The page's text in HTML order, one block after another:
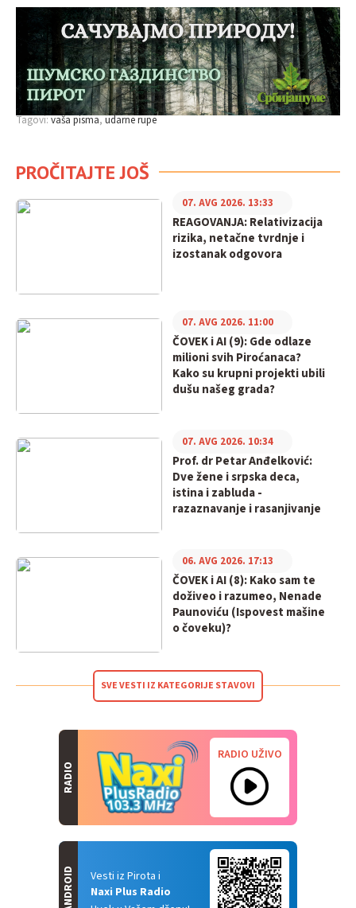
Tagovi:vaša pisma udarne rupe
PROČITAJTE JOŠ
REAGOVANJA: Relativizacija
rizika, netačne tvrdnje i
izostanak odgovora
07. AVG 2026. 13:33
ČOVEK i AI (9): Gde odlaze
milioni svih Piroćanaca?
Kako su krupni projekti ubili
dušu našeg grada?
07. AVG 2026. 11:00
Prof. dr Petar Anđelković:
Dve žene i srpska deca,
istina i zabluda -
razaznavanje i rasanjivanje
07. AVG 2026. 10:34
ČOVEK i AI (8): Kako sam te
doživeo i razumeo, Nenade
Paunoviću (Ispovest mašine
o čoveku)?
06. AVG 2026. 17:13
SVE VESTI IZ KATEGORIJE STAVOVI
RADIO
RADIO UŽIVO
Vesti iz Pirota i
Naxi Plus Radio
ANDROID